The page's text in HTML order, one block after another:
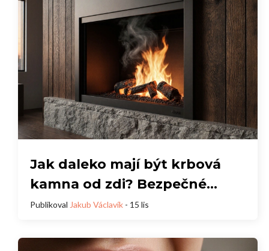
Jak daleko mají být krbová
kamna od zdi? Bezpečné
vzdálenosti a praktické rady
Publikoval Jakub Václavík - 15 lis